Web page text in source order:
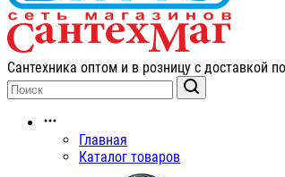
Сантехника оптом и в розницу с доставкой
Главная
Каталог товаров